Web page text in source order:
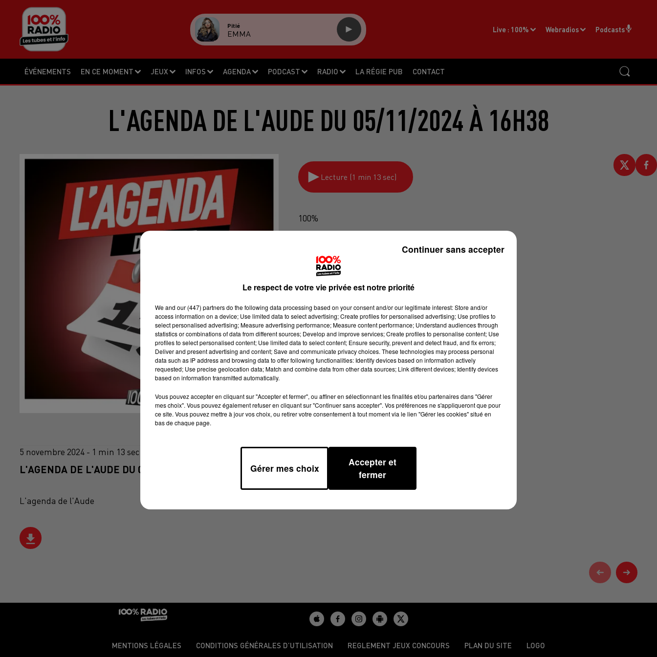
ÉVÉNEMENTS EN CE MOMENT JEUX INFOS AGENDA PODCAST RADIO LA RÉGIE PUB CONTACT
Live : 100% Webradios Podcasts
Pitié
EMMA
L'AGENDA DE L'AUDE DU 05/11/2024 À 16H38
Lecture (1 min 13 sec)
100%
5 novembre 2024 - 1 min 13 sec
L'AGENDA DE L'AUDE DU 05/11/2024 À 16H38
L'agenda de l'Aude
MENTIONS LÉGALES CONDITIONS GÉNÉRALES D’UTILISATION REGLEMENT JEUX CONCOURS PLAN DU SITE LOGO
Le respect de votre vie privée est notre priorité
We and our (447) partnersdo the following data processing based on your consent and/or our legitimate interest: Store and/or
access information on a device; Use limited data to select advertising; Create profiles for personalised advertising; Use profiles to
select personalised advertising; Measure advertising performance; Measure content performance; Understand audiences through
statistics or combinations of data from different sources; Develop and improve services; Create profiles to personalise content; Use
profiles to select personalised content; Use limited data to select content; Ensure security, prevent and detect fraud, and fix errors;
Deliver and present advertising and content; Save and communicate privacy choices. These technologies may process personal
data such as IP address and browsing data to offer following functionalities: Identify devices based on information actively
requested; Use precise geolocation data; Match and combine data from other data sources; Link different devices; Identify devices
based on information transmitted automatically.
Vous pouvez accepter en cliquant sur "Accepter et fermer", ou affiner en sélectionnant les finalités et/ou partenaires dans "Gérer
mes choix". Vous pouvez également refuser en cliquant sur "Continuer sans accepter". Vos préférences ne s'appliqueront que pour
ce site. Vous pouvez mettre à jour vos choix, ou retirer votre consentement à tout moment via le lien "Gérer les cookies" situé en
bas de chaque page.
Gérer mes choix
Accepter et
fermer
Continuer sans accepter